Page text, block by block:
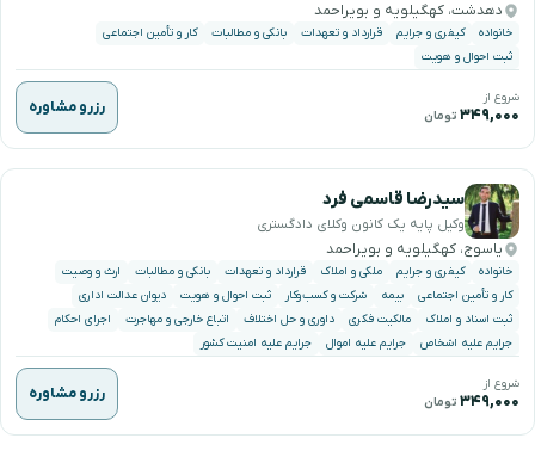
دهدشت، کهگیلویه و بویراحمد
خانواده کیفری و جرایم قرارداد و تعهدات بانکی و مطالبات
کار و تأمین اجتماعی
ثبت احوال و هویت
شروع از
۳۴۹,۰۰۰ تومان رزرو مشاوره
سیدرضا قاسمی فرد
وکیل پایه یک کانون وکلای دادگستری
یاسوج، کهگیلویه و بویراحمد
خانواده کیفری و جرایم ملکی و املاک قرارداد و تعهدات بانکی و مطالبات
ارث و وصیت
کار و تأمین اجتماعی
بیمه شرکت و کسب‌وکار ثبت احوال و هویت
دیوان عدالت اداری
ثبت اسناد و املاک
مالکیت فکری داوری و حل اختلاف اتباع خارجی و مهاجرت
اجرای احکام
جرایم علیه اشخاص
جرایم علیه اموال جرایم علیه امنیت کشور
شروع از
۳۴۹,۰۰۰ تومان رزرو مشاوره